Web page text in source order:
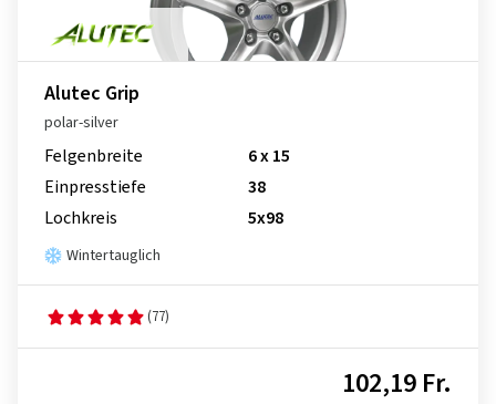
Alutec Grip
polar-silver
Felgenbreite
6 x 15
Einpresstiefe
38
Lochkreis
5x98
Wintertauglich
(77)
102,19 Fr.